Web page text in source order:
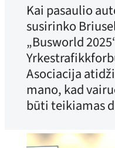
Kai pasaulio
susirinko
„Busworld
Asociacija
mano, kad
būti teikiamas